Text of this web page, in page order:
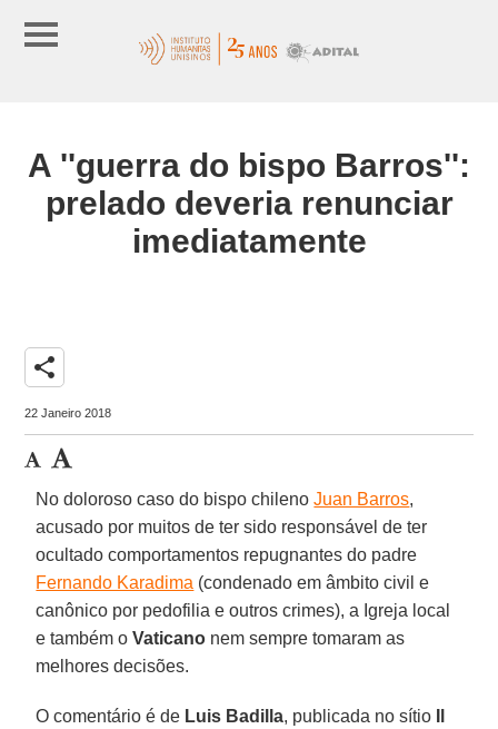
A ''guerra do bispo Barros'':
prelado deveria renunciar
imediatamente
share
22 Janeiro 2018
No doloroso caso do bispo chilenoJuan Barros,
acusado por muitos de ter sido responsável de ter
ocultado comportamentos repugnantes do padre
Fernando Karadima (condenado em âmbito civil e
canônico por pedofilia e outros crimes), a Igreja local
e também oVaticano nem sempre tomaram as
melhores decisões.
O comentário é de Luis Badilla, publicada no sítio